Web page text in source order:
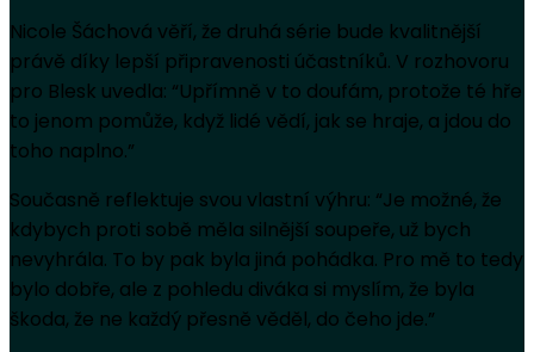
Nicole Šáchová věří, že druhá série bude kvalitnější
právě díky lepší připravenosti účastníků. V rozhovoru
pro Blesk uvedla: “Upřímně v to doufám, protože té hře
to jenom pomůže, když lidé vědí, jak se hraje, a jdou do
toho naplno.”
Současně reflektuje svou vlastní výhru: “Je možné, že
kdybych proti sobě měla silnější soupeře, už bych
nevyhrála. To by pak byla jiná pohádka. Pro mě to tedy
bylo dobře, ale z pohledu diváka si myslím, že byla
škoda, že ne každý přesně věděl, do čeho jde.”